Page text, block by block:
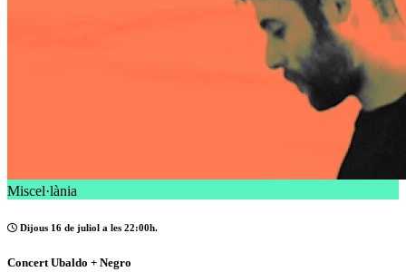
Miscel·lània
Dijous 16 de juliol a les 22:00h.
Concert Ubaldo + Negro